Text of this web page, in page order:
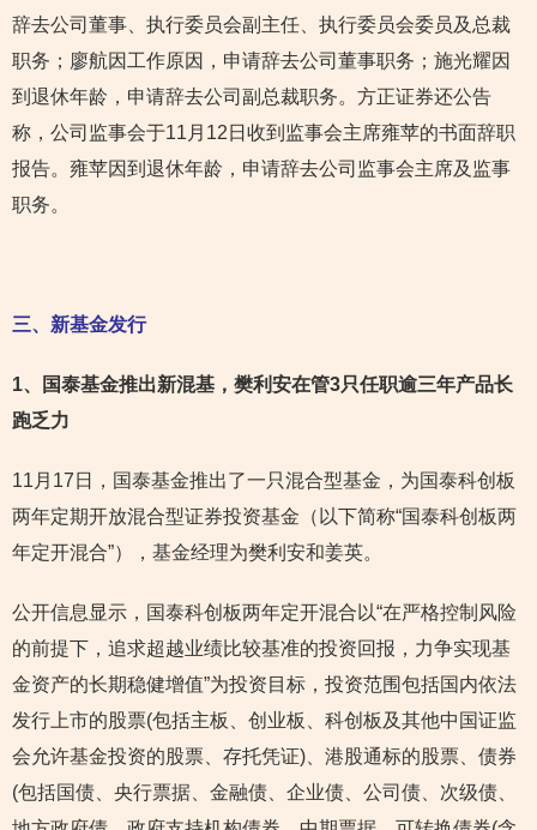
辞去公司董事、执行委员会副主任、执行委员会委员及总裁
职务；廖航因工作原因，申请辞去公司董事职务；施光耀因
到退休年龄，申请辞去公司副总裁职务。方正证券还公告
称，公司监事会于11月12日收到监事会主席雍苹的书面辞职
报告。雍苹因到退休年龄，申请辞去公司监事会主席及监事
职务。
三、新基金发行
1、国泰基金推出新混基，樊利安在管3只任职逾三年产品长
跑乏力
11月17日，国泰基金推出了一只混合型基金，为国泰科创板
两年定期开放混合型证券投资基金（以下简称“国泰科创板两
年定开混合”），基金经理为樊利安和姜英。
公开信息显示，国泰科创板两年定开混合以“在严格控制风险
的前提下，追求超越业绩比较基准的投资回报，力争实现基
金资产的长期稳健增值”为投资目标，投资范围包括国内依法
发行上市的股票(包括主板、创业板、科创板及其他中国证监
会允许基金投资的股票、存托凭证)、港股通标的股票、债券
(包括国债、央行票据、金融债、企业债、公司债、次级债、